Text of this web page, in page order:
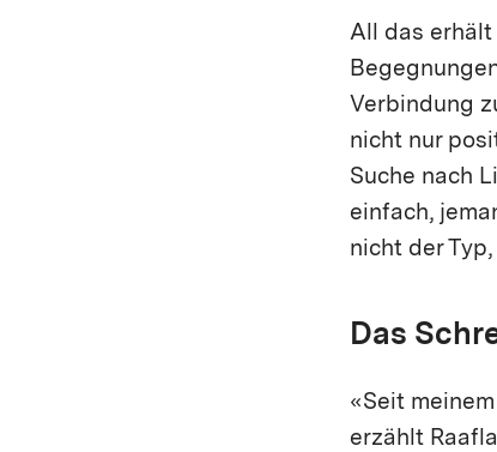
All das erhält
Verbindung
nicht nur
Suche nach
einfach,
nicht der
Das
«Seit
erzählt